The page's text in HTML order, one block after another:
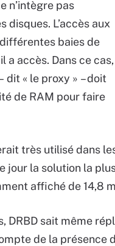
n’intègre pas
disques. L’accès aux
baies de
a accès. Dans ce cas,
dit « le proxy » – doit
de RAM pour faire
très utilisé dans
jour la solution la
affiché de 14,8
DRBD sait même
de la présence